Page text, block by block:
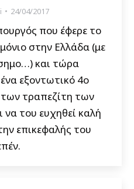
24/04/2017
που έφερε το
στην Ελλάδα (με
και τώρα
εξοντωτικό 4ο
τραπεζίτη των
του ευχηθεί καλή
επικεφαλής του